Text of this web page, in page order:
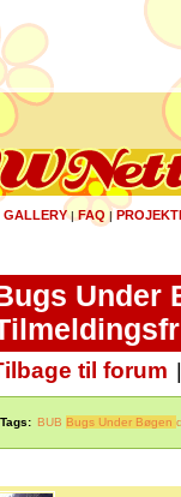
GALLERY|FAQ |
Under
til forum
Tags: BUB Bugs Under Bøgen